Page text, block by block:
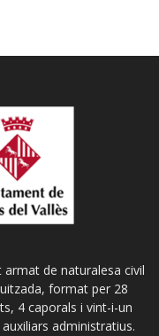
de naturalesa civil
format per 28
4 caporals i vint-i-un
administratius.